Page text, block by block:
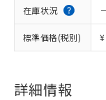
在庫状況
標準価格(税別)
詳細情報